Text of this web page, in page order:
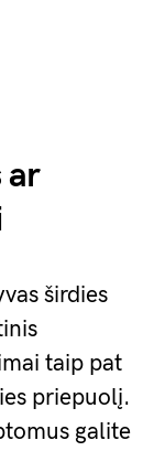
ar
širdies
taip pat
priepuolį.
galite